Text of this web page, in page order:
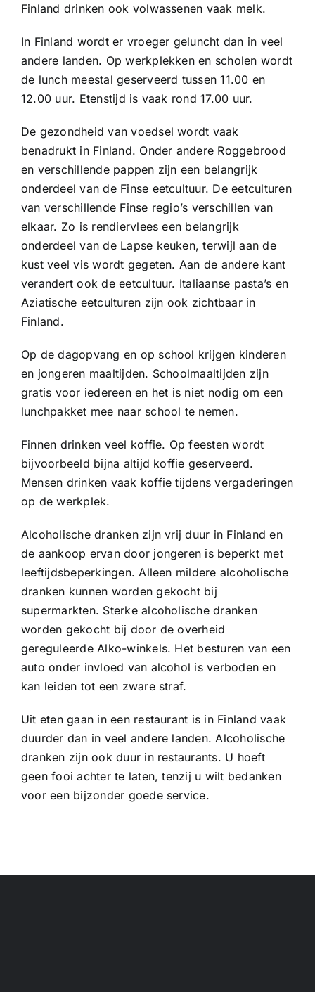
Finland drinken ook volwassenen vaak melk.
In Finland wordt er vroeger geluncht dan in veel
andere landen. Op werkplekken en scholen wordt
de lunch meestal geserveerd tussen 11.00 en
12.00 uur. Etenstijd is vaak rond 17.00 uur.
De gezondheid van voedsel wordt vaak
benadrukt in Finland. Onder andere Roggebrood
en verschillende pappen zijn een belangrijk
onderdeel van de Finse eetcultuur. De eetculturen
van verschillende Finse regio’s verschillen van
elkaar. Zo is rendiervlees een belangrijk
onderdeel van de Lapse keuken, terwijl aan de
kust veel vis wordt gegeten. Aan de andere kant
verandert ook de eetcultuur. Italiaanse pasta’s en
Aziatische eetculturen zijn ook zichtbaar in
Finland.
Op de dagopvang en op school krijgen kinderen
en jongeren maaltijden. Schoolmaaltijden zijn
gratis voor iedereen en het is niet nodig om een ​​
lunchpakket mee naar school te nemen.
Finnen drinken veel koffie. Op feesten wordt
bijvoorbeeld bijna altijd koffie geserveerd.
Mensen drinken vaak koffie tijdens vergaderingen
op de werkplek.
Alcoholische dranken zijn vrij duur in Finland en
de aankoop ervan door jongeren is beperkt met
leeftijdsbeperkingen. Alleen mildere alcoholische
dranken kunnen worden gekocht bij
supermarkten. Sterke alcoholische dranken
worden gekocht bij door de overheid
gereguleerde Alko-winkels. Het besturen van een
auto onder invloed van alcohol is verboden en
kan leiden tot een zware straf.
Uit eten gaan in een restaurant is in Finland vaak
duurder dan in veel andere landen. Alcoholische
dranken zijn ook duur in restaurants. U hoeft
geen fooi achter te laten, tenzij u wilt bedanken
voor een bijzonder goede service.